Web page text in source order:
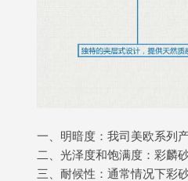
一、明暗度：我司美欧系列
二、光泽度和饱满度：彩麟
三、耐候性：通常情况下彩